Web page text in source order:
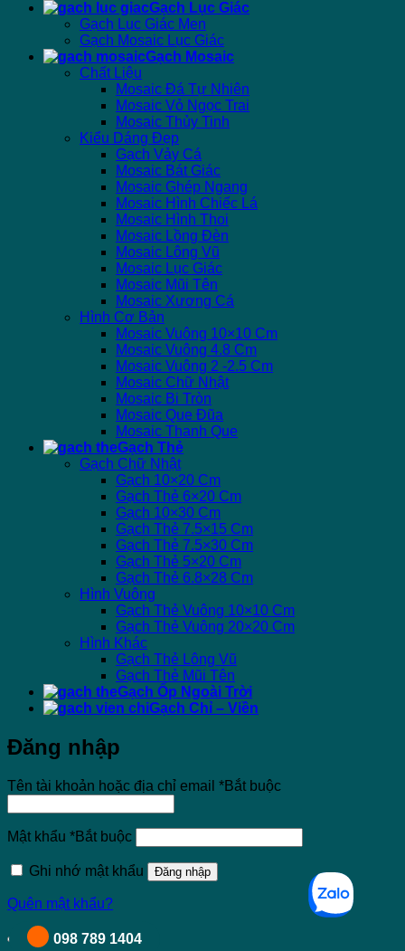
Gạch Lục Giác
Gạch Lục Giác Men
Gạch Mosaic Lục Giác
Gạch Mosaic
Chất Liệu
Mosaic Đá Tự Nhiên
Mosaic Vỏ Ngọc Trai
Mosaic Thủy Tinh
Kiểu Dáng Đẹp
Gạch Vảy Cá
Mosaic Bát Giác
Mosaic Ghép Ngang
Mosaic Hình Chiếc Lá
Mosaic Hình Thoi
Mosaic Lồng Đèn
Mosaic Lông Vũ
Mosaic Lục Giác
Mosaic Mũi Tên
Mosaic Xương Cá
Hình Cơ Bản
Mosaic Vuông 10×10 Cm
Mosaic Vuông 4.8 Cm
Mosaic Vuông 2 -2.5 Cm
Mosaic Chữ Nhật
Mosaic Bi Tròn
Mosaic Que Đũa
Mosaic Thanh Que
Gạch Thẻ
Gạch Chữ Nhật
Gạch 10×20 Cm
Gạch Thẻ 6×20 Cm
Gạch 10×30 Cm
Gạch Thẻ 7.5×15 Cm
Gạch Thẻ 7.5×30 Cm
Gạch Thẻ 5×20 Cm
Gạch Thẻ 6.8×28 Cm
Hình Vuông
Gạch Thẻ Vuông 10×10 Cm
Gạch Thẻ Vuông 20×20 Cm
Hình Khác
Gạch Thẻ Lông Vũ
Gạch Thẻ Mũi Tên
Gạch Ốp Ngoài Trời
Gạch Chỉ – Viền
098 789 1404
Đăng nhập
Tên tài khoản hoặc địa chỉ email *Bắt buộc
Mật khẩu *Bắt buộc
Ghi nhớ mật khẩu Đăng nhập
Quên mật khẩu?